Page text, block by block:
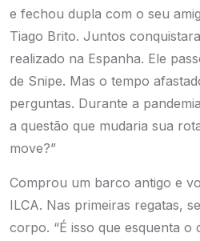
e fechou dupla com o seu
Tiago Brito. Juntos
realizado na Espanha. Ele
de Snipe. Mas o tempo
perguntas. Durante a
a questão que mudaria sua
move?”
Comprou um barco antigo e
ILCA. Nas primeiras regatas,
corpo. “É isso que esquenta o